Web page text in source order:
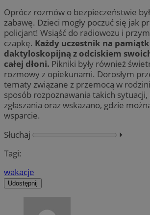
Oprócz rozmów o bezpieczeństwie
zabawę. Dzieci mogły poczuć się jak
policjant! Wsiąść do radiowozu i
czapkę. Każdy uczestnik na
daktyloskopijną z odciskiem
całej dłoni. Pikniki były również
rozmowy z opiekunami. Dorosłym
tematy związane z przemocą w
sposób rozpoznawania takich
zgłaszania oraz wskazano, gdzie
wsparcie.
Słuchaj
⏵︎
Tagi:
wakacje
Udostępnij